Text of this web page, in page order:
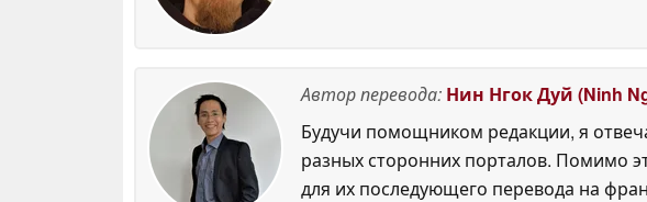
Автор перевода: Нин Нгок Дуй (Ninh
Будучи помощником редакции, я
разных сторонних порталов. Помимо
для их последующего перевода на